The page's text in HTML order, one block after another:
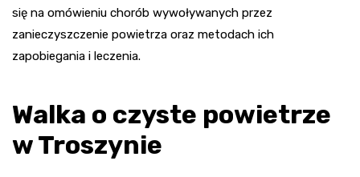
się na omówieniu chorób wywoływanych przez
zanieczyszczenie powietrza oraz metodach ich
zapobiegania i leczenia.
Walka o czyste powietrze
w Troszynie